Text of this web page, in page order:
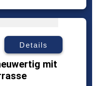
Details
mit